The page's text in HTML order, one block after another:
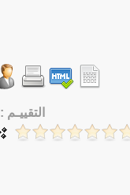
التقييـم :